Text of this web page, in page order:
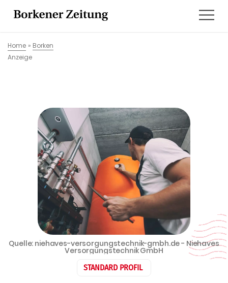
Home » Borken
Anzeige
STANDARD PROFIL
Quelle: niehaves-versorgungstechnik-gmbh.de - Niehaves
Versorgungstechnik GmbH